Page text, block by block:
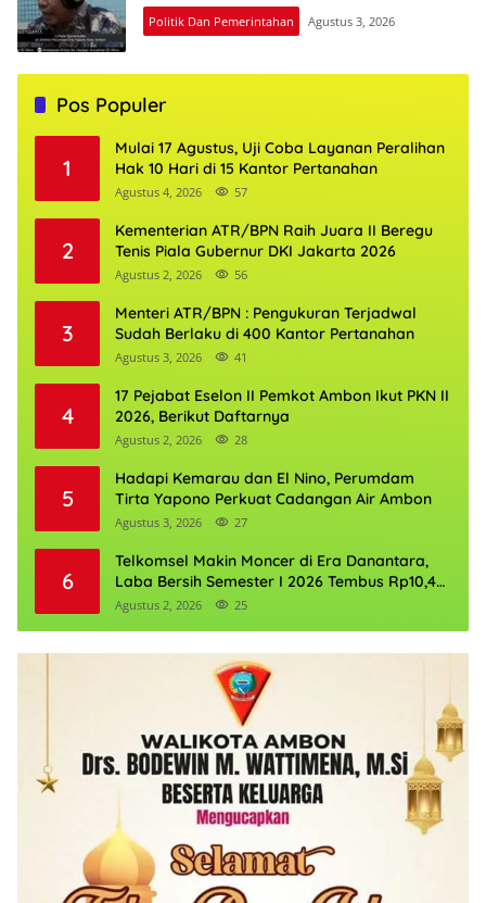
Politik Dan Pemerintahan Agustus 3, 2026
Pos Populer
1
Mulai 17 Agustus, Uji Coba Layanan Peralihan
Hak 10 Hari di 15 Kantor Pertanahan
Agustus 4, 2026 57
2
Kementerian ATR/BPN Raih Juara II Beregu
Tenis Piala Gubernur DKI Jakarta 2026
Agustus 2, 2026 56
3
Menteri ATR/BPN : Pengukuran Terjadwal
Sudah Berlaku di 400 Kantor Pertanahan
Agustus 3, 2026 41
4
17 Pejabat Eselon II Pemkot Ambon Ikut PKN II
2026, Berikut Daftarnya
Agustus 2, 2026 28
5
Hadapi Kemarau dan El Nino, Perumdam
Tirta Yapono Perkuat Cadangan Air Ambon
Agustus 3, 2026 27
6
Telkomsel Makin Moncer di Era Danantara,
Laba Bersih Semester I 2026 Tembus Rp10,4
Triliun
Agustus 2, 2026 25